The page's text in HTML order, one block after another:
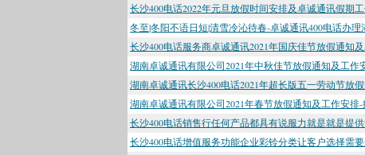
长沙400电话2022年元旦放假时间安排及卓诚通讯假期
冬至|冬阳不语日短|清雪冷沁待春-卓诚通讯400电话办
长沙400电话服务商卓诚通讯2021年国庆佳节放假通知
湖南卓诚通讯有限公司2021年中秋佳节放假通知及工
湖南卓诚通讯长沙400电话2021年超长版五一劳动节放
湖南卓诚通讯有限公司2021年春节放假通知及工作安
长沙400电话销售行任何产品都具有说服力就是就是提
长沙400电话增值服务功能企业彩铃分类让客户选择需